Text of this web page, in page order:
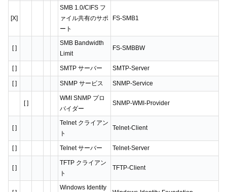
[X]
SMB 1.0/CIFS フ
ァイル共有のサポ
ート
FS-SMB1
[ ]
SMB Bandwidth
Limit
FS-SMBBW
[ ] SMTP サーバー SMTP-Server
[ ] SNMP サービス SNMP-Service
[ ]
WMI SNMP プロ
バイダー
SNMP-WMI-Provider
[ ]
Telnet クライアン
ト
Telnet-Client
[ ] Telnet サーバー Telnet-Server
[ ]
TFTP クライアン
ト
TFTP-Client
Windows Identity